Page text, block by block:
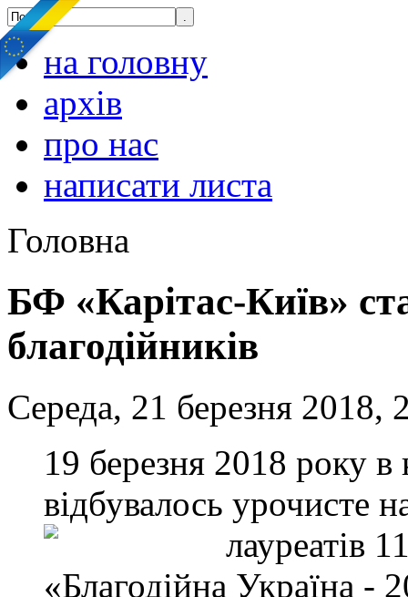
на головну
архів
про нас
написати листа
Головна
БФ «Карітас-Київ»
благодійників
Середа, 21 березня 2018,
19 березня 2018 року в
відбувалось урочисте
лауреатів
«Благодійна Україна -